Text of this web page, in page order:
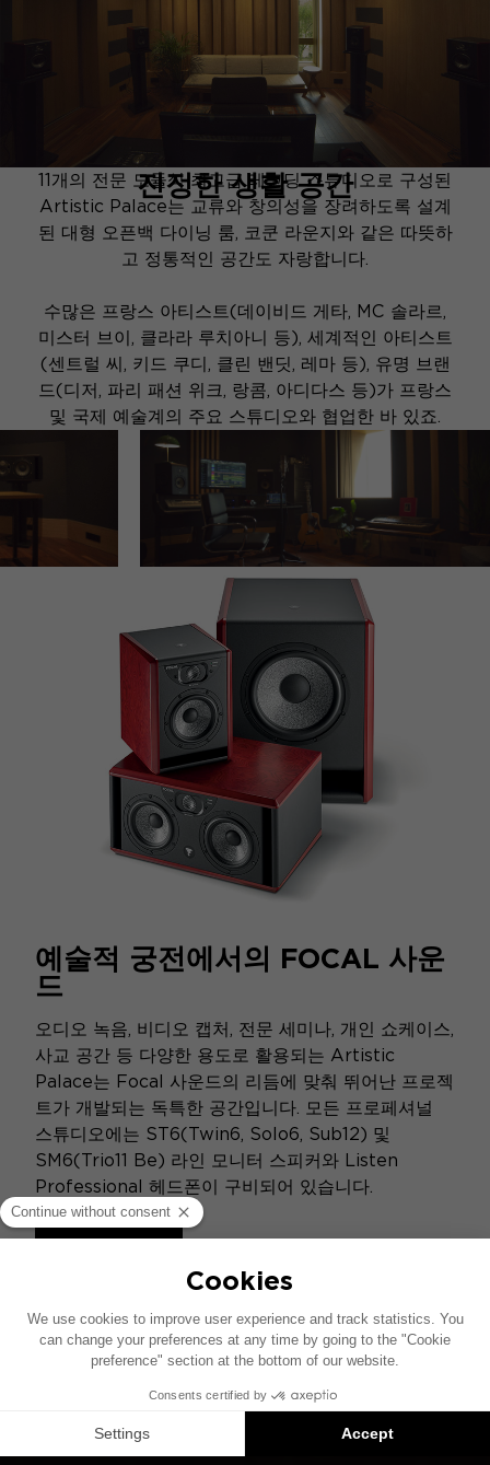
진정한 생활 공간
11개의 전문 모듈식 최고급 레코딩 스튜디오로 구성된
Artistic Palace는 교류와 창의성을 장려하도록 설계
된 대형 오픈백 다이닝 룸, 코쿤 라운지와 같은 따뜻하
고 정통적인 공간도 자랑합니다.
수많은 프랑스 아티스트(데이비드 게타, MC 솔라르,
미스터 브이, 클라라 루치아니 등), 세계적인 아티스트
(센트럴 씨, 키드 쿠디, 클린 밴딧, 레마 등), 유명 브랜
드(디저, 파리 패션 위크, 랑콤, 아디다스 등)가 프랑스
및 국제 예술계의 주요 스튜디오와 협업한 바 있죠.
예술적 궁전에서의 FOCAL 사운
드
오디오 녹음, 비디오 캡처, 전문 세미나, 개인 쇼케이스,
사교 공간 등 다양한 용도로 활용되는 Artistic
Palace는 Focal 사운드의 리듬에 맞춰 뛰어난 프로젝
트가 개발되는 독특한 공간입니다. 모든 프로페셔널
스튜디오에는 ST6(Twin6, Solo6, Sub12) 및
SM6(Trio11 Be) 라인 모니터 스피커와 Listen
Professional 헤드폰이 구비되어 있습니다.